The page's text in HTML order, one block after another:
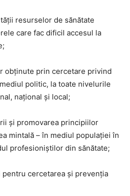
resurselor de sănătate
care fac dificil accesul la
obţinute prin cercetare privind
politic, la toate nivelurile
naţional şi local;
şi promovarea principiilor
mintală – în mediul populaţiei în
profesioniştilor din sănătate;
cercetarea şi prevenţia